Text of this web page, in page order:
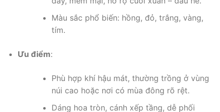
Màu sắc phổ biến: hồng, đỏ, trắng, vàng,
tím.
Ưu điểm:
Phù hợp khí hậu mát, thường trồng ở vùng
núi cao hoặc nơi có mùa đông rõ rệt.
Dáng hoa tròn, cánh xếp tầng, dễ phối